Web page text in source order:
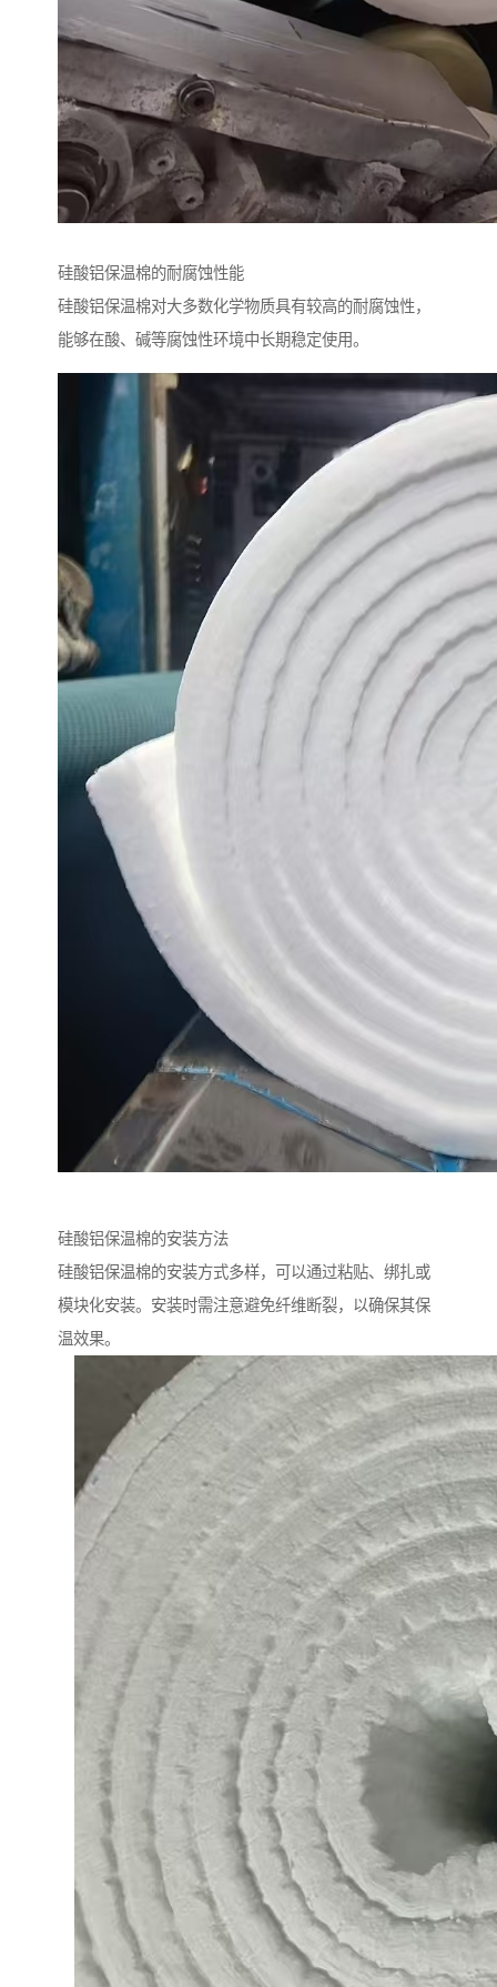
硅酸铝保温棉的耐腐蚀性能
硅酸铝保温棉对大多数化学物质具有较高的耐腐蚀性，
能够在酸、碱等腐蚀性环境中长期稳定使用。
硅酸铝保温棉的安装方法
硅酸铝保温棉的安装方式多样，可以通过粘贴、绑扎或
模块化安装。安装时需注意避免纤维断裂，以确保其保
温效果。